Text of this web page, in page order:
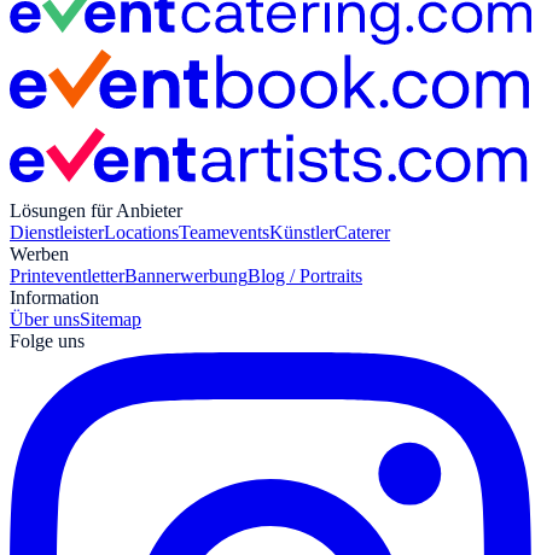
Lösungen für Anbieter
DienstleisterLocationsTeameventsKünstlerCaterer
Werben
PrinteventletterBannerwerbungBlog / Portraits
Information
Über unsSitemap
Folge uns